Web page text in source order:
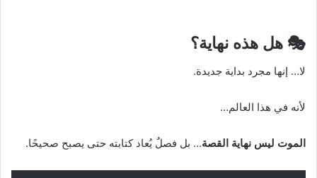
🎭 هل هذه نهاية؟
لا… إنها مجرد بداية جديدة.
لأنه في هذا العالم…
الموت ليس نهاية القصة… بل فصلٌ يُعاد كتابته حتى يصبح صحيحًا.